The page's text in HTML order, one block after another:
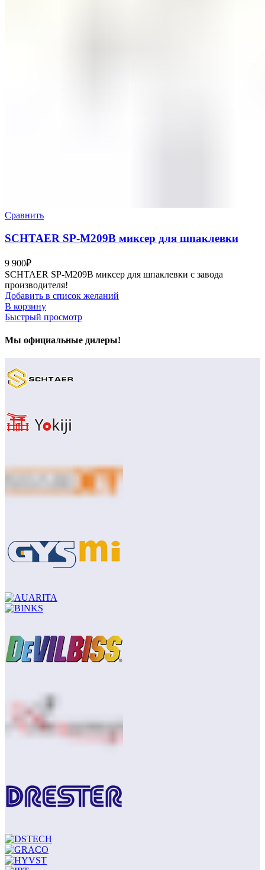
Сравнить
SCHTAER SP-M209B миксер для шпаклевки
9 900₽
SCHTAER SP-M209B миксер для шпаклевки с завода
производителя!
Добавить в список желаний
В корзину
Быстрый просмотр
Мы официальные дилеры!